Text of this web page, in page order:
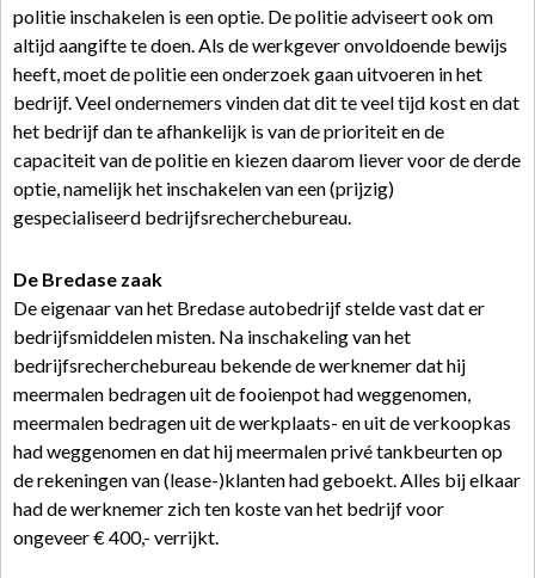
politie inschakelen is een optie. De politie adviseert ook om
altijd aangifte te doen. Als de werkgever onvoldoende bewijs
heeft, moet de politie een onderzoek gaan uitvoeren in het
bedrijf. Veel ondernemers vinden dat dit te veel tijd kost en dat
het bedrijf dan te afhankelijk is van de prioriteit en de
capaciteit van de politie en kiezen daarom liever voor de derde
optie, namelijk het inschakelen van een (prijzig)
gespecialiseerd bedrijfsrecherchebureau.
De Bredase zaak
De eigenaar van het Bredase autobedrijf stelde vast dat er
bedrijfsmiddelen misten. Na inschakeling van het
bedrijfsrecherchebureau bekende de werknemer dat hij
meermalen bedragen uit de fooienpot had weggenomen,
meermalen bedragen uit de werkplaats- en uit de verkoopkas
had weggenomen en dat hij meermalen privé tankbeurten op
de rekeningen van (lease-)klanten had geboekt. Alles bij elkaar
had de werknemer zich ten koste van het bedrijf voor
ongeveer € 400,- verrijkt.